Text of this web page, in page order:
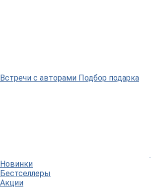
Встречи с авторами Подбор подарка
Новинки
Бестселлеры
Акции